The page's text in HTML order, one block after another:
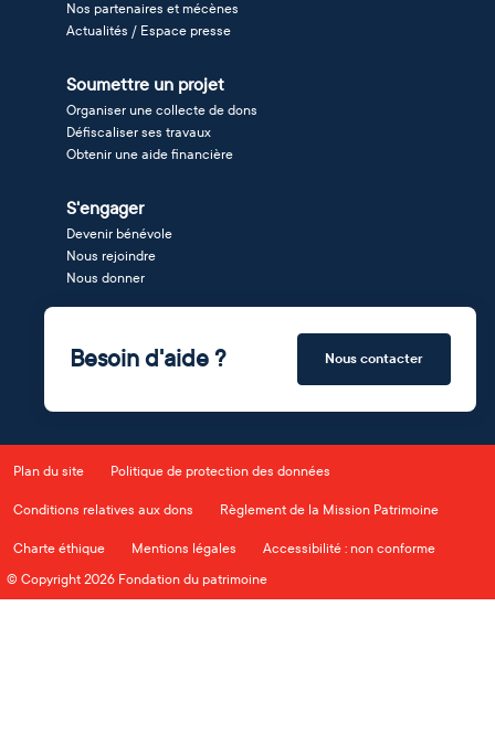
Nos partenaires et mécènes
Actualités / Espace presse
Soumettre un projet
Organiser une collecte de dons
Défiscaliser ses travaux
Obtenir une aide financière
S'engager
Devenir bénévole
Nous rejoindre
Nous donner
Besoin d'aide ? Nous contacter
Plan du site Politique de protection des données
Conditions relatives aux dons Règlement de la Mission Patrimoine
Charte éthique Mentions légales
Accessibilité : non conforme
© Copyright 2026 Fondation du patrimoine